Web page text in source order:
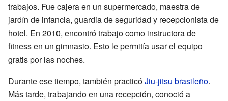
trabajos. Fue cajera en un supermercado, maestra de
jardín de infancia, guardia de seguridad y recepcionista de
hotel. En 2010, encontró trabajo como instructora de
fitness en un gimnasio. Esto le permitía usar el equipo
gratis por las noches.
Durante ese tiempo, también practicóJiu-jitsu brasileño.
Más tarde, trabajando en una recepción, conoció a